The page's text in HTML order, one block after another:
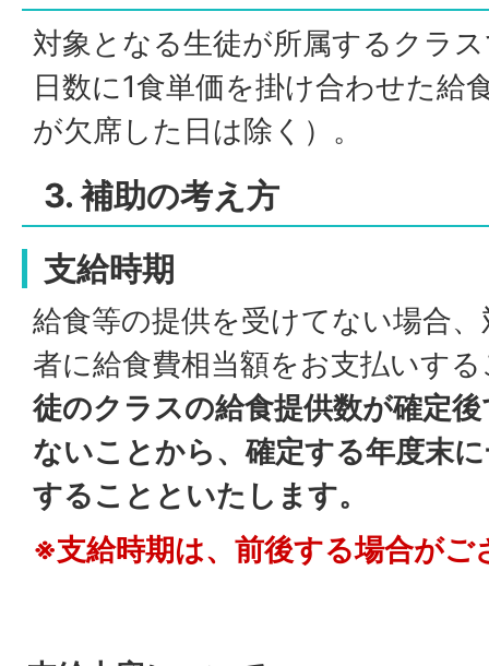
対象となる生徒が所属するクラ
日数に1食単価を掛け合わせた給
が欠席した日は除く）。
3. 補助の考え方
支給時期
給食等の提供を受けてない場合
者に給食費相当額をお支払いす
徒のクラスの給食提供数が確定
ないことから、確定する年度末
することといたします。
※支給時期は、前後する場合がご